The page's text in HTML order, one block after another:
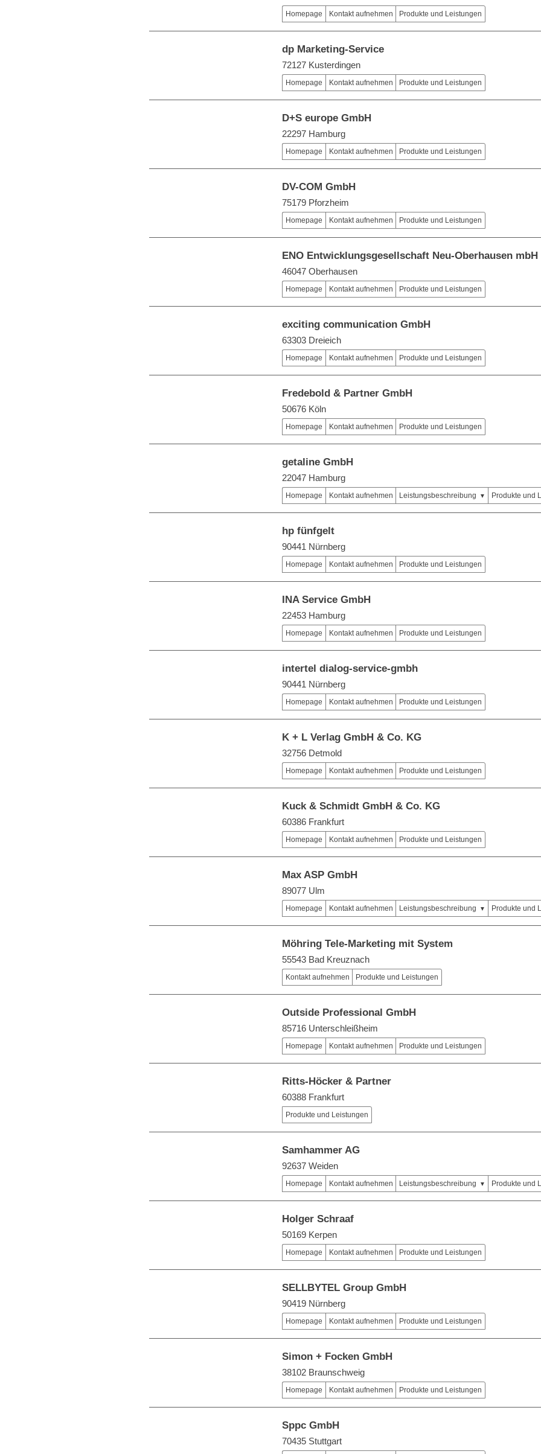
Homepage Kontakt aufnehmen Produkte und Leistungen
dp Marketing-Service
72127 Kusterdingen
Homepage Kontakt aufnehmen Produkte und Leistungen
D+S europe GmbH
22297 Hamburg
Homepage Kontakt aufnehmen Produkte und Leistungen
DV-COM GmbH
75179 Pforzheim
Homepage Kontakt aufnehmen Produkte und Leistungen
ENO Entwicklungsgesellschaft Neu-Oberhausen mbH
46047 Oberhausen
Homepage Kontakt aufnehmen Produkte und Leistungen
exciting communication GmbH
63303 Dreieich
Homepage Kontakt aufnehmen Produkte und Leistungen
Fredebold & Partner GmbH
50676 Köln
Homepage Kontakt aufnehmen Produkte und Leistungen
getaline GmbH
22047 Hamburg
Homepage Kontakt aufnehmen Leistungsbeschreibung Produkte und
hp fünfgelt
90441 Nürnberg
Homepage Kontakt aufnehmen Produkte und Leistungen
INA Service GmbH
22453 Hamburg
Homepage Kontakt aufnehmen Produkte und Leistungen
intertel dialog-service-gmbh
90441 Nürnberg
Homepage Kontakt aufnehmen Produkte und Leistungen
K + L Verlag GmbH & Co. KG
32756 Detmold
Homepage Kontakt aufnehmen Produkte und Leistungen
Kuck & Schmidt GmbH & Co. KG
60386 Frankfurt
Homepage Kontakt aufnehmen Produkte und Leistungen
Max ASP GmbH
89077 Ulm
Homepage Kontakt aufnehmen Leistungsbeschreibung Produkte und
Möhring Tele-Marketing mit System
55543 Bad Kreuznach
Kontakt aufnehmen Produkte und Leistungen
Outside Professional GmbH
85716 Unterschleißheim
Homepage Kontakt aufnehmen Produkte und Leistungen
Ritts-Höcker & Partner
60388 Frankfurt
Produkte und Leistungen
Samhammer AG
92637 Weiden
Homepage Kontakt aufnehmen Leistungsbeschreibung Produkte und
Holger Schraaf
50169 Kerpen
Homepage Kontakt aufnehmen Produkte und Leistungen
SELLBYTEL Group GmbH
90419 Nürnberg
Homepage Kontakt aufnehmen Produkte und Leistungen
Simon + Focken GmbH
38102 Braunschweig
Homepage Kontakt aufnehmen Produkte und Leistungen
Sppc GmbH
70435 Stuttgart